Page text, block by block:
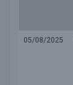
05/08/2025